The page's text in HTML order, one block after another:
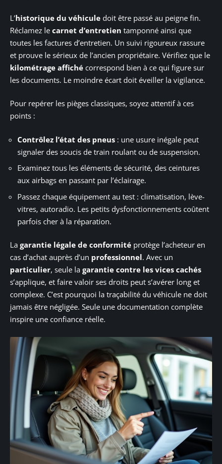
L’historique du véhicule doit être passé au peigne fin.
Réclamez le carnet d’entretien tamponné ainsi que
toutes les factures d’entretien. Un suivi rigoureux rassure
et prouve le sérieux de l’ancien propriétaire. Vérifiez que le
kilométrage affiché correspond bien à ce qui figure sur
les documents. Le moindre écart doit éveiller la vigilance.
Pour repérer les pièges classiques, soyez attentif à ces
points :
Contrôlez l’état des pneus : une usure inégale peut
signaler des soucis de train roulant ou de suspension.
Examinez tous les éléments de sécurité, des ceintures
aux airbags en passant par l’éclairage.
Passez chaque équipement au test : climatisation, lève-
vitres, autoradio. Les petits dysfonctionnements coûtent
parfois cher à la réparation.
La garantie légale de conformité protège l’acheteur en
cas d’achat auprès d’un professionnel. Avec un
particulier, seule la garantie contre les vices cachés
s’applique, et faire valoir ses droits peut s’avérer long et
complexe. C’est pourquoi la traçabilité du véhicule ne doit
jamais être négligée. Seule une documentation complète
inspire une confiance réelle.